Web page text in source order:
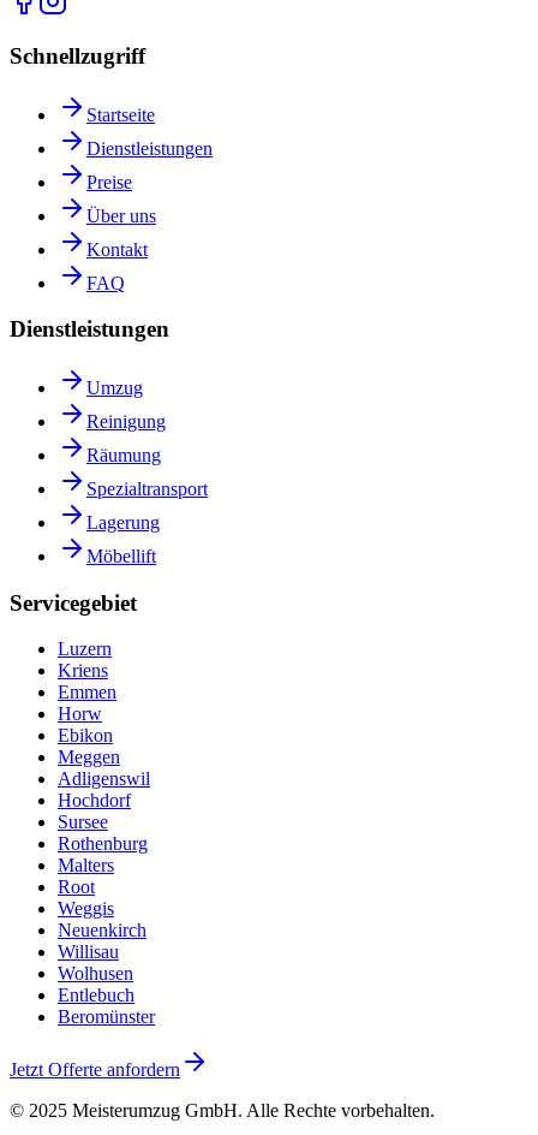
Schnellzugriff
Startseite
Dienstleistungen
Preise
Über uns
Kontakt
FAQ
Dienstleistungen
Umzug
Reinigung
Räumung
Spezialtransport
Lagerung
Möbellift
Servicegebiet
Luzern
Kriens
Emmen
Horw
Ebikon
Meggen
Adligenswil
Hochdorf
Sursee
Rothenburg
Malters
Root
Weggis
Neuenkirch
Willisau
Wolhusen
Entlebuch
Beromünster
Jetzt Offerte anfordern
© 2025 Meisterumzug GmbH. Alle Rechte vorbehalten.